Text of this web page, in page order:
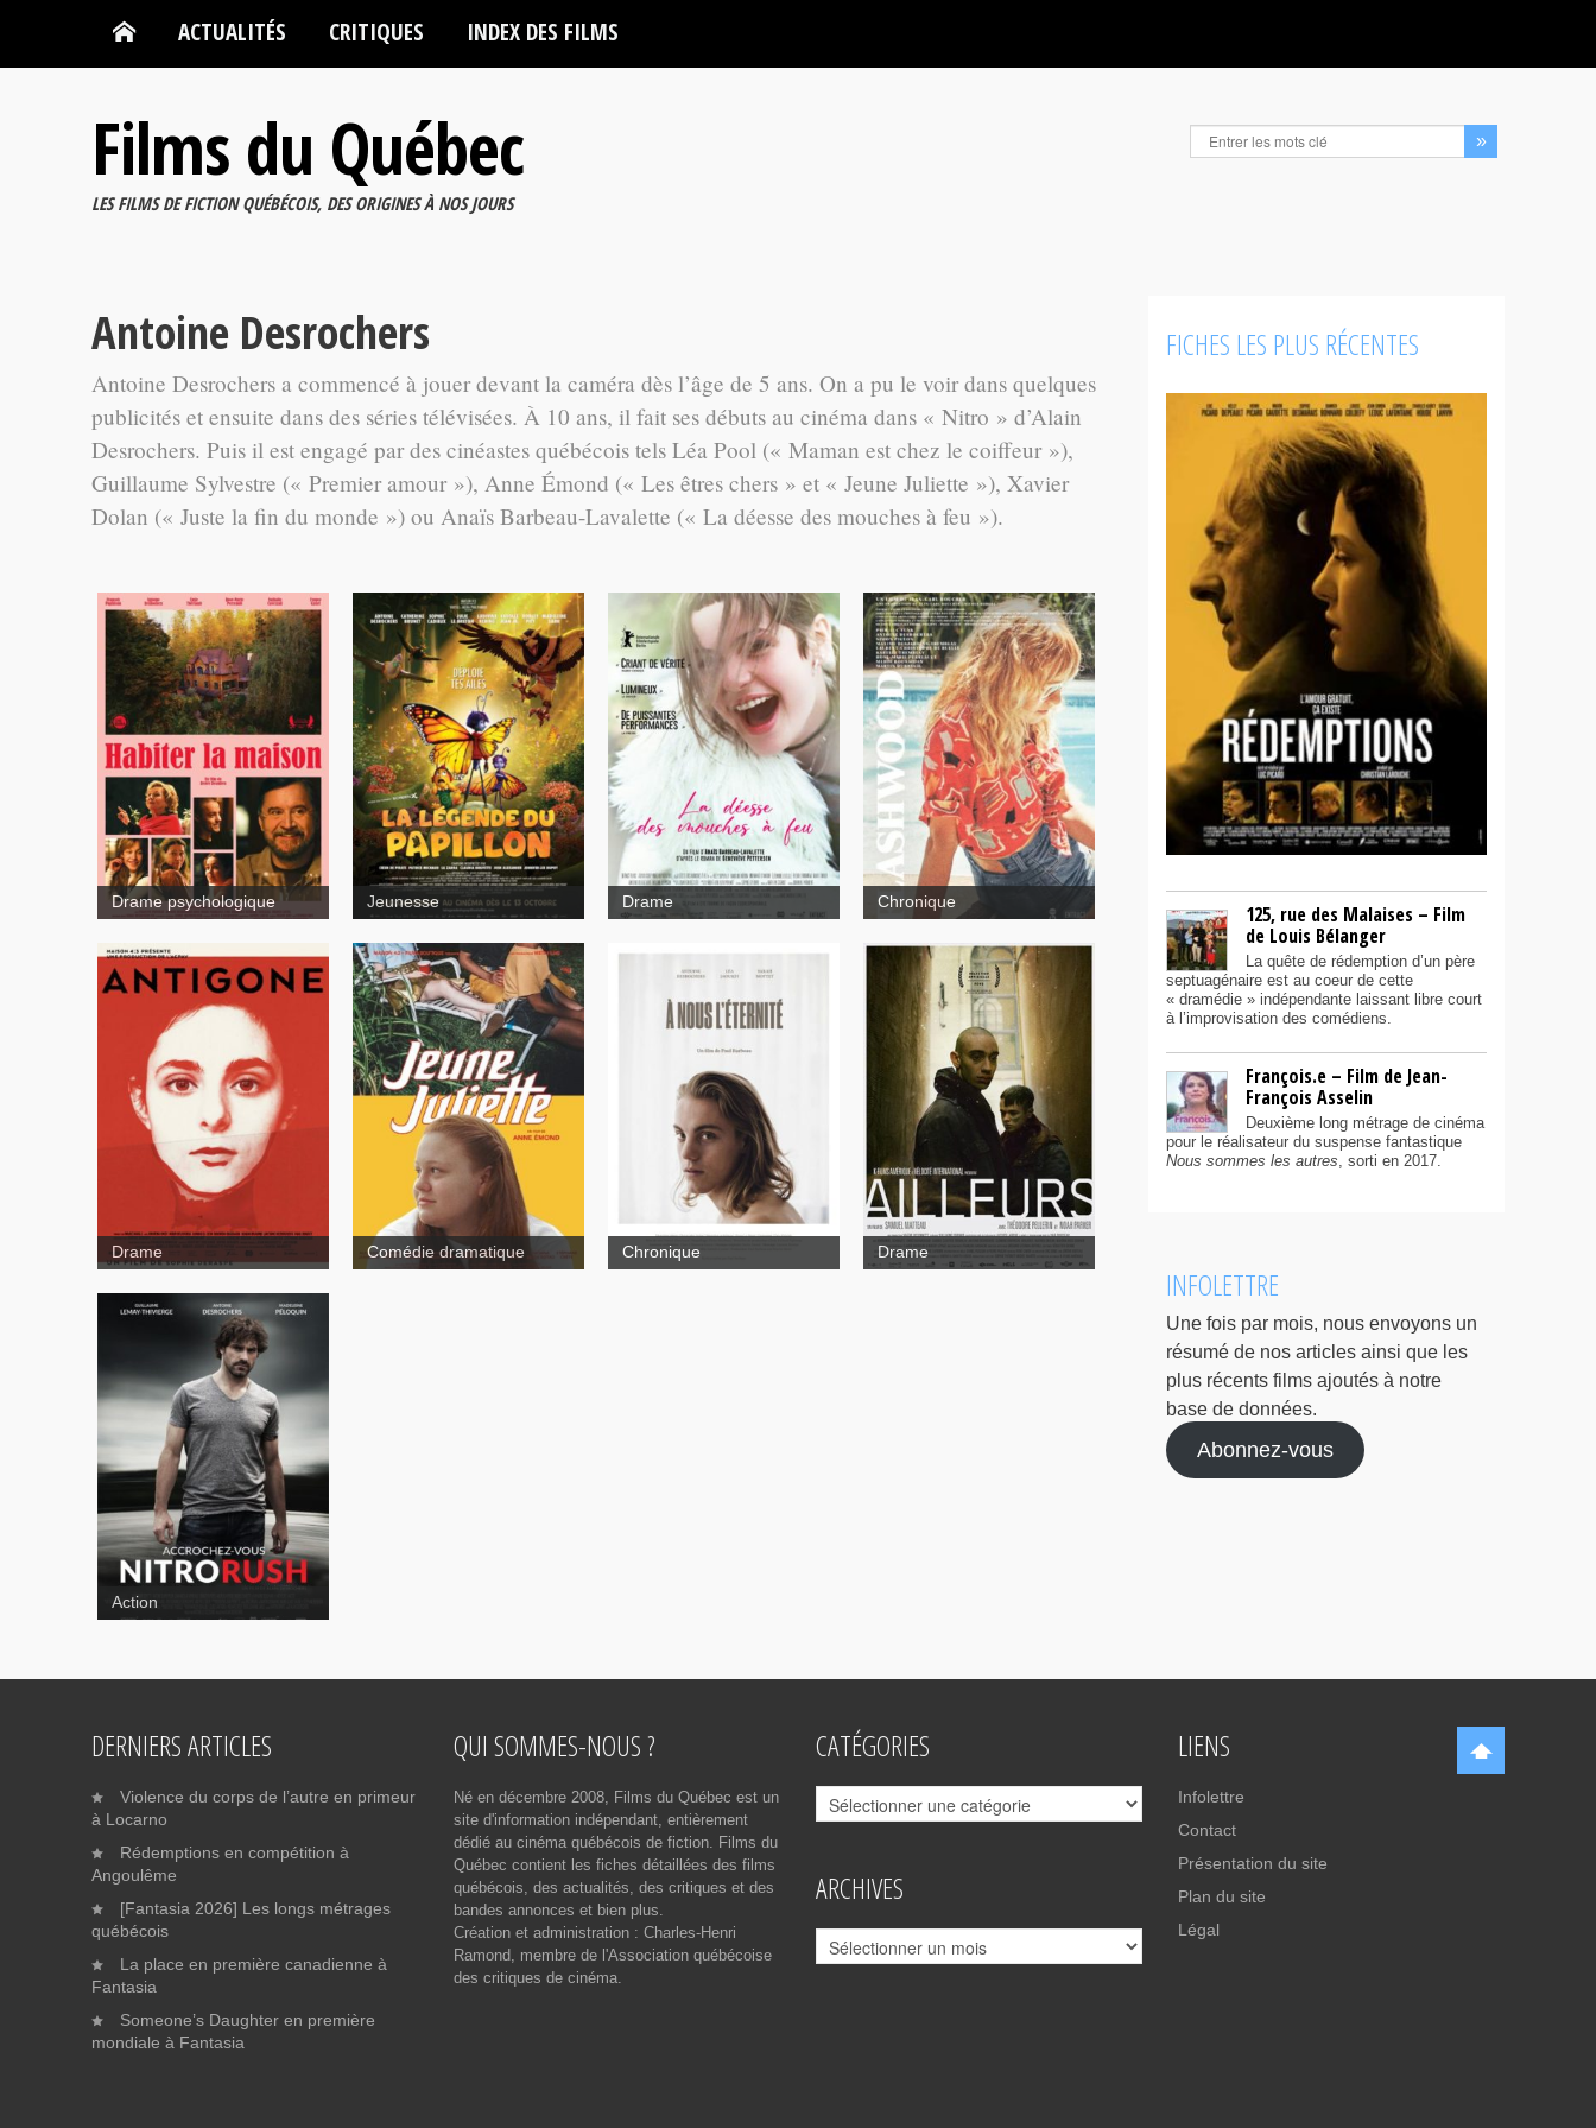
ACTUALITÉS CRITIQUES INDEX DES FILMS
Films du Québec
LES FILMS DE FICTION QUÉBÉCOIS, DES ORIGINES À NOS JOURS
Antoine Desrochers
Antoine Desrochers a commencé à jouer devant la caméra dès l’âge de 5 ans. On a pu le voir dans quelques
publicités et ensuite dans des séries télévisées. À 10 ans, il fait ses débuts au cinéma dans « Nitro » d’Alain
Desrochers. Puis il est engagé par des cinéastes québécois tels Léa Pool (« Maman est chez le coiffeur »),
Guillaume Sylvestre (« Premier amour »), Anne Émond (« Les êtres chers » et « Jeune Juliette »), Xavier
Dolan (« Juste la fin du monde ») ou Anaïs Barbeau-Lavalette (« La déesse des mouches à feu »).
Drame psychologique Jeunesse Drame Chronique
Drame
Jeune
Juliette
Comédie dramatique Chronique
Ailleurs
Squat
Drame
Nitro
Rush
Action
FICHES LES PLUS RÉCENTES
125, rue des Malaises – Film
de Louis Bélanger
La quête de rédemption d’un père
septuagénaire est au coeur de cette
« dramédie » indépendante laissant libre court
à l’improvisation des comédiens.
François.e – Film de Jean-
François Asselin
Deuxième long métrage de cinéma
pour le réalisateur du suspense fantastique
Nous sommes les autres, sorti en 2017.
INFOLETTRE
Une fois par mois, nous envoyons un
résumé de nos articles ainsi que les
plus récents films ajoutés à notre
base de données.
Abonnez-vous
DERNIERS ARTICLES
Violence du corps de l’autre en primeur
à Locarno
Rédemptions en compétition à
Angoulême
[Fantasia 2026] Les longs métrages
québécois
La place en première canadienne à
Fantasia
Someone’s Daughter en première
mondiale à Fantasia
QUI SOMMES-NOUS ?
Né en décembre 2008, Films du Québec est un
site d'information indépendant, entièrement
dédié au cinéma québécois de fiction. Films du
Québec contient les fiches détaillées des films
québécois, des actualités, des critiques et des
bandes annonces et bien plus.
Création et administration : Charles-Henri
Ramond, membre de l'Association québécoise
des critiques de cinéma.
CATÉGORIES
Catégories
ARCHIVES
Archives
LIENS
Infolettre
Contact
Présentation du site
Plan du site
Légal